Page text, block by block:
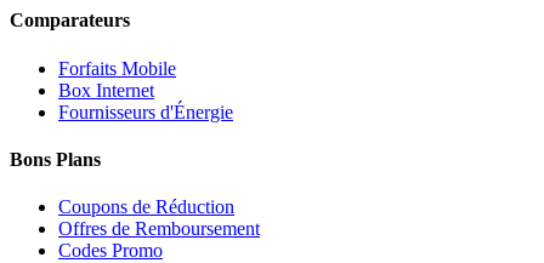
Comparateurs
Forfaits Mobile
Box Internet
Fournisseurs d'Énergie
Bons Plans
Coupons de Réduction
Offres de Remboursement
Codes Promo